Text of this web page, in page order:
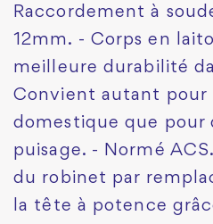
Raccordement à
12mm. - Corps en
meilleure durabilité
Convient autant pour
domestique que pour
puisage. - Normé
du robinet par
la tête à potence